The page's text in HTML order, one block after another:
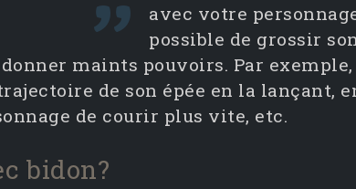
avec votre
possible de grossir
maints pouvoirs. Par
de son épée en la lançant,
de courir plus vite, etc.
bidon?